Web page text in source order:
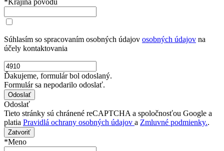
*Krajina pôvodu
Súhlasím so spracovaním osobných údajov osobných údajov na
účely kontaktovania
Ďakujeme, formulár bol odoslaný.
Formulár sa nepodarilo odoslať.
Odoslať
Tieto stránky sú chránené reCAPTCHA a spoločnosťou Google a
platia Pravidlá ochrany osobných údajov a Zmluvné podmienky..
Zatvoriť
*Meno